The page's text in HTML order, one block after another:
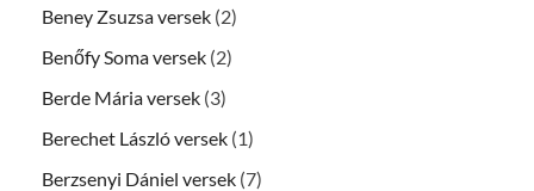
Beney Zsuzsa versek (2)
Benőfy Soma versek (2)
Berde Mária versek (3)
Berechet László versek (1)
Berzsenyi Dániel versek (7)